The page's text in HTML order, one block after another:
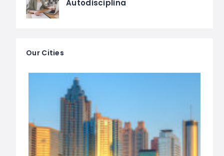
Autodisciplina
Our Cities